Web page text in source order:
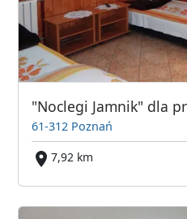
"Noclegi Jamnik" dla
61-312 Poznań
7,92 km